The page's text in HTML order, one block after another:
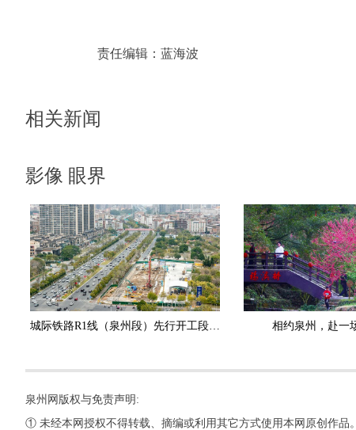
责任编辑： 蓝海波
相关新闻
影像 眼界
城际铁路R1线（泉州段）先行开工段动工建设 相约泉州，赴一
泉州网版权与免责声明:
① 未经本网授权不得转载、摘编或利用其它方式使用本网原创作品